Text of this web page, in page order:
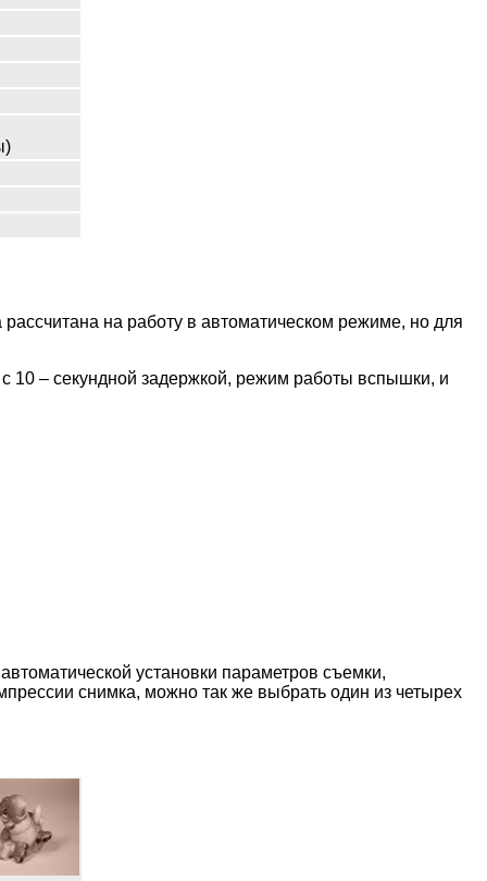
на работу в автоматическом режиме, но для
10 – секундной задержкой, режим работы вспышки, и
установки параметров съемки,
снимка, можно так же выбрать один из четырех